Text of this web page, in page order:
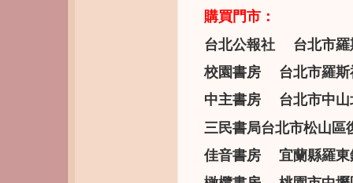
購買門市：
台北公報社 台北市羅
校園書房 台北市羅斯
中主書房 台北市中山
三民書局台北市松山
佳音書房 宜蘭縣羅東